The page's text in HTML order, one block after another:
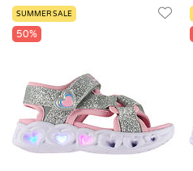
SUMMER SALE
50%